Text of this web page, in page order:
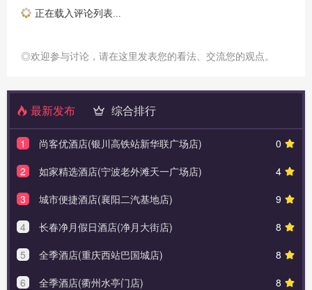
正在载入评论列表...
◎欢迎参与讨论，请在这里发表您的看法、交流您的观点。
最新发布 综合排行
0
1
尚客优酒店(银川高铁站新华联广场店)
4
2
如家精选酒店(宁波老外滩天一广场店)
9
3
城市便捷酒店(襄阳二汽基地店)
8
4
长春净月假日酒店(净月大街店)
8
5
全季酒店(重庆西站巴国城店)
8
6
全季酒店(衢州水亭门店)